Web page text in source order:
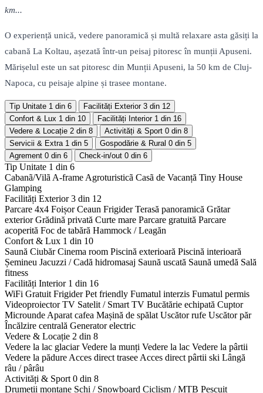
km...
O experiență unică, vedere panoramică și multă relaxare asta găsiți la
cabană La Koltau, așezată într-un peisaj pitoresc în munții Apuseni.
Mărișelul este un sat pitoresc din Munții Apuseni, la 50 km de Cluj-
Napoca, cu peisaje alpine și trasee montane.
Tip Unitate 1 din 6 Facilități Exterior 3 din 12
Confort & Lux 1 din 10 Facilități Interior 1 din 16
Vedere & Locație 2 din 8 Activități & Sport 0 din 8
Servicii & Extra 1 din 5 Gospodărie & Rural 0 din 5
Agrement 0 din 6 Check-in/out 0 din 6
Tip Unitate 1 din 6
Cabanã/Vilã A-frame Agroturisticã Casã de Vacanță Tiny House
Glamping
Facilități Exterior3 din 12
Parcare 4x4 Foișor Ceaun Frigider Terasă panoramică Grătar
exterior Grădină privată Curte mare Parcare gratuită Parcare
acoperită Foc de tabără Hammock / Leagăn
Confort & Lux 1 din 10
Saună Ciubăr Cinema room Piscină exterioară Piscină interioară
Șemineu Jacuzzi / Cadă hidromasaj Saună uscată Saună umedă Sală
fitness
Facilități Interior 1 din 16
WiFi Gratuit Frigider Pet friendly Fumatul interzis Fumatul permis
Videoproiector TV Satelit / Smart TV Bucătărie echipată Cuptor
Microunde Aparat cafea Mașină de spălat Uscător rufe Uscător păr
Încălzire centrală Generator electric
Vedere & Locație 2 din 8
Vedere la lac glaciar Vedere la munți Vedere la lac Vedere la pârtii
Vedere la pădure Acces direct trasee Acces direct pârtii ski Lângă
râu / pârâu
Activități & Sport 0 din 8
Drumeții montane Schi / Snowboard Ciclism / MTB Pescuit